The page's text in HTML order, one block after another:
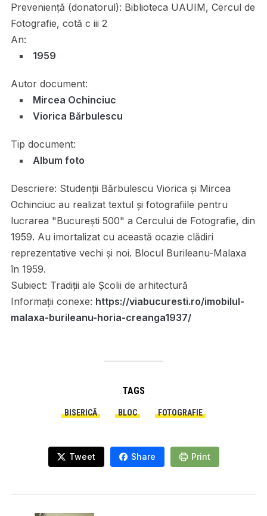
Preveniență (donatorul): Biblioteca UAUIM, Cercul de
Fotografie, cotă c iii 2
An:
1959
Autor document:
Mircea Ochinciuc
Viorica Bărbulescu
Tip document:
Album foto
Descriere: Studenții Bărbulescu Viorica și Mircea
Ochinciuc au realizat textul și fotografiile pentru
lucrarea "București 500" a Cercului de Fotografie, din
1959. Au imortalizat cu această ocazie clădiri
reprezentative vechi și noi. Blocul Burileanu-Malaxa
în 1959.
Subiect: Tradiții ale Școlii de arhitectură
Informații conexe: https://viabucuresti.ro/imobilul-
malaxa-burileanu-horia-creanga1937/
TAGS
BISERICĂ BLOC FOTOGRAFIE
Tweet Share Print